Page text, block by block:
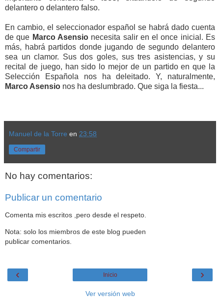
delantero o delantero falso.
En cambio, el seleccionador español se habrá dado cuenta
de que Marco Asensionecesita salir en el once inicial. Es
más, habrá partidos donde jugando de segundo delantero
sea un clamor. Sus dos goles, sus tres asistencias, y su
recital de juego, han sido lo mejor de un partido en que la
Selección Española nos ha deleitado. Y, naturalmente,
Marco Asensio nos ha deslumbrado. Que siga la fiesta...
Manuel de la Torre en 23:58
Compartir
No hay comentarios:
Publicar un comentario
Comenta mis escritos ,pero desde el respeto.
Nota: solo los miembros de este blog pueden
publicar comentarios.
‹ ›
Inicio
Ver versión web